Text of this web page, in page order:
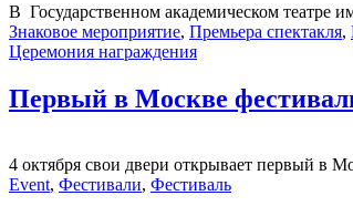
В Государственном академическом театре
Знаковое мероприятие, Премьера спектакля,
Церемония награждения
Первый в Москве
4 октября свои двери открывает первый
Event, Фестивали, Фестиваль